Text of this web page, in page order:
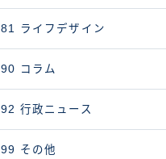
81 ライフデザイン
90 コラム
92 行政ニュース
99 その他